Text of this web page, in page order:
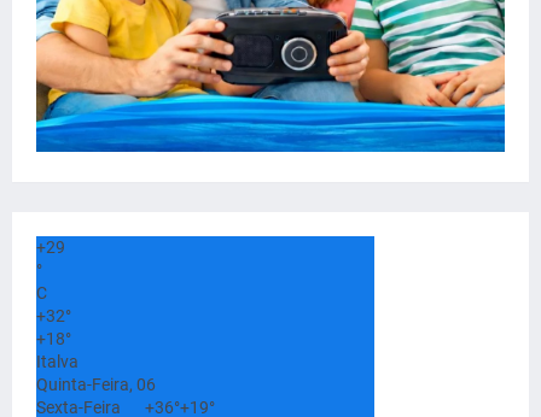
+29
°
C
+32°
+18°
Italva
Quinta-Feira, 06
Sexta-Feira
+36°+19°